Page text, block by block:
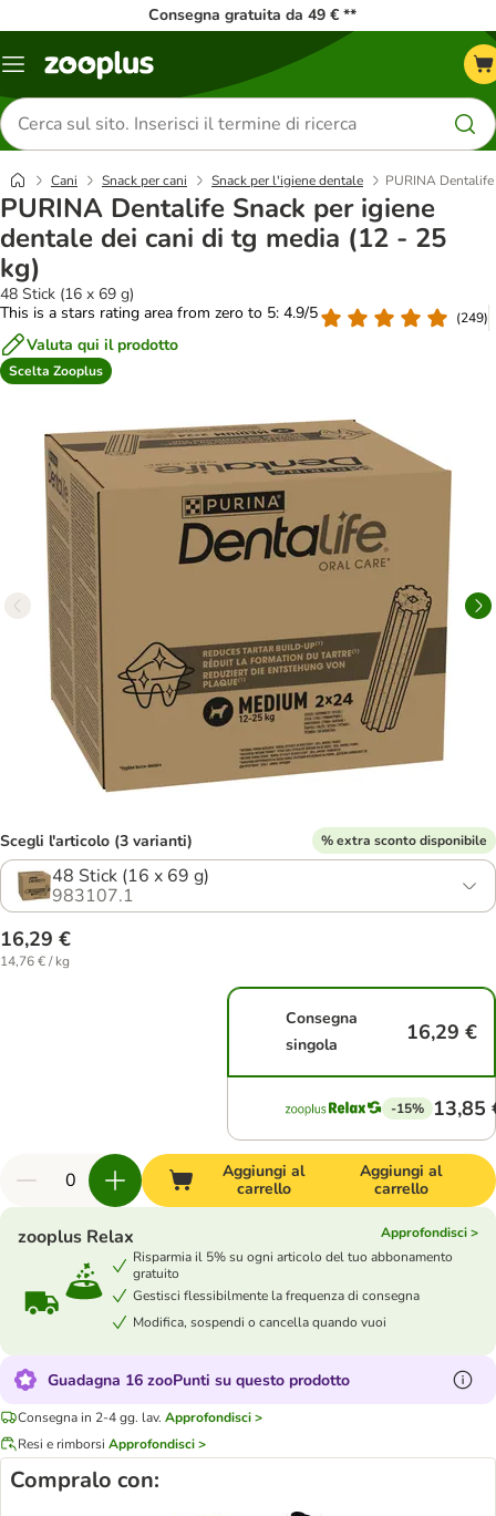
Consegna gratuita da 49 € **
Overview
Cerca
prodotti
Cani Snack per cani Snack per l'igiene dentale PURINA
PURINA Dentalife Snack per igiene
dentale dei cani di tg media (12 - 25
kg)
48 Stick (16 x 69 g)
This is a stars rating area from zero to 5: 4.9/5
(249)
Valuta qui il prodotto
Scelta Zooplus
Scegli l'articolo (3 varianti) % extra sconto disponibile
48 Stick (16 x 69 g)
983107.1
16,29 €
14,76 € / kg
Consegna
singola
16,29 €
-15% 13,85
Aggiungi al
carrello
Aggiungi al
carrello
zooplus Relax
Approfondisci >
Risparmia il 5% su ogni articolo del tuo abbonamento
gratuito
Gestisci flessibilmente la frequenza di consegna
Modifica, sospendi o cancella quando vuoi
Guadagna 16 zooPunti su questo prodotto
Consegna in 2-4 gg. lav. Approfondisci >
Resi e rimborsi Approfondisci >
Compralo con: